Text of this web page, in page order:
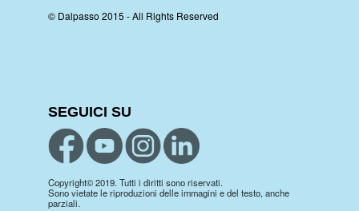
© Dalpasso 2015 - All Rights Reserved
SEGUICI SU
Copyright© 2019. Tutti i diritti sono riservati.
Sono vietate le riproduzioni delle immagini e del testo, anche
parziali.